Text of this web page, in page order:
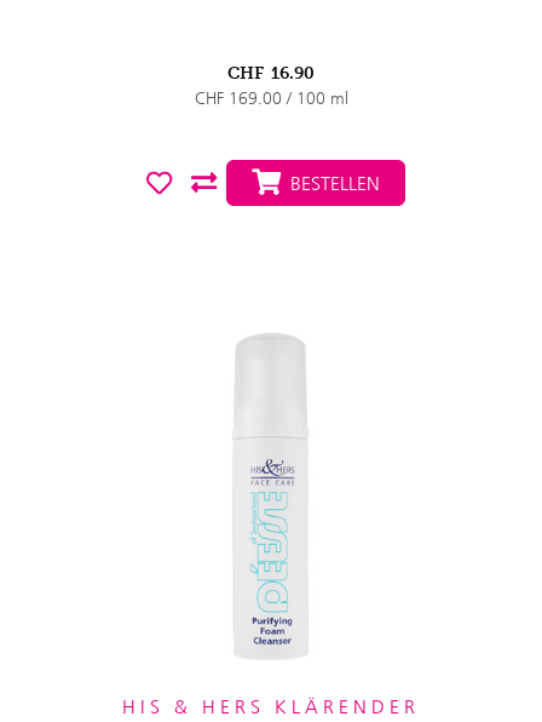
CHF 16.90
CHF 169.00 / 100 ml
BESTELLEN
HIS & HERS KLÄRENDER